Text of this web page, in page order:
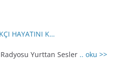
HAYATINI K…
Yurttan Sesler .. oku >>